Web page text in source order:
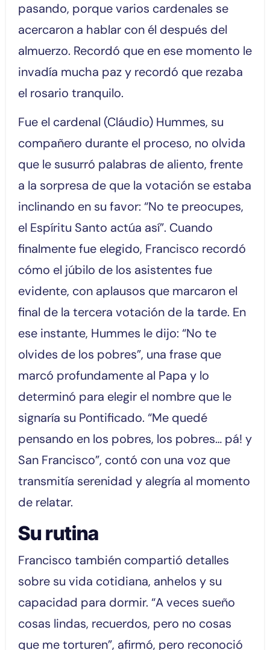
pasando, porque varios cardenales se
acercaron a hablar con él después del
almuerzo. Recordó que en ese momento le
invadía mucha paz y recordó que rezaba
el rosario tranquilo.
Fue el cardenal (Cláudio) Hummes, su
compañero durante el proceso, no olvida
que le susurró palabras de aliento, frente
a la sorpresa de que la votación se estaba
inclinando en su favor: “No te preocupes,
el Espíritu Santo actúa así”. Cuando
finalmente fue elegido, Francisco recordó
cómo el júbilo de los asistentes fue
evidente, con aplausos que marcaron el
final de la tercera votación de la tarde. En
ese instante, Hummes le dijo: “No te
olvides de los pobres”, una frase que
marcó profundamente al Papa y lo
determinó para elegir el nombre que le
signaría su Pontificado. “Me quedé
pensando en los pobres, los pobres… pá! y
San Francisco”, contó con una voz que
transmitía serenidad y alegría al momento
de relatar.
Su rutina
Francisco también compartió detalles
sobre su vida cotidiana, anhelos y su
capacidad para dormir. “A veces sueño
cosas lindas, recuerdos, pero no cosas
que me torturen”, afirmó, pero reconoció